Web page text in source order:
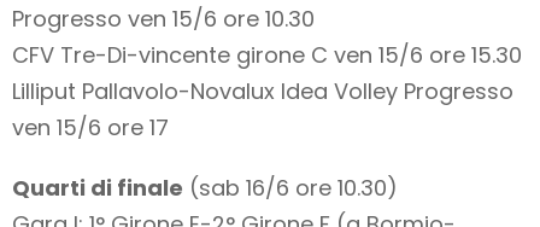
Progresso ven 15/6 ore 10.30
CFV Tre-Di-vincente girone C ven 15/6 ore 15.30
Lilliput Pallavolo-Novalux Idea Volley Progresso
ven 15/6 ore 17
Quarti di finale (sab 16/6 ore 10.30)